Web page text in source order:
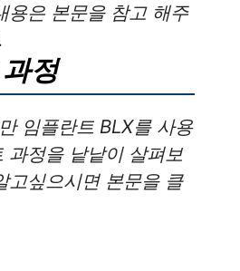
용은 본문을 참고 해주
정
임플란트 BLX를 사용
과정을 낱낱이 살펴보
고싶으시면 본문을 클